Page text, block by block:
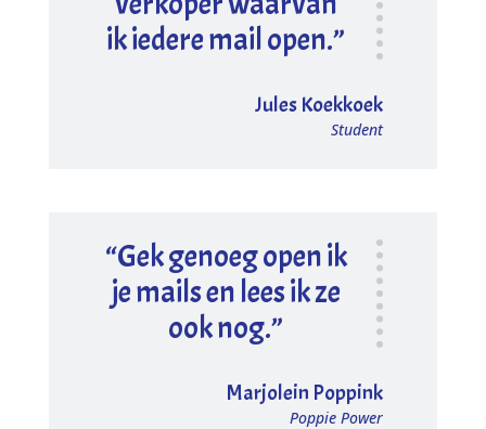
ik iedere mail open.”
Jules Koekkoek
Student
“Gek genoeg open ik
je mails en lees ik ze
ook nog.”
Marjolein Poppink
Poppie Power